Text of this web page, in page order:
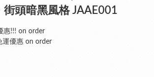
街頭暗黑風格 JAAE001
惠!!! on order
運優惠 on order